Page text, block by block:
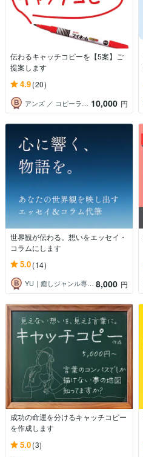
伝わるキャッチコピーを【5案】ご
提案します
4.9(20)
アンズ ／ コピーライター 10,000 円
世界観が伝わる。想いをエッセイ・
コラムにします
5.0(14)
YU｜癒しジャンル専門コピーライター 8,000 円
成功の命運を分けるキャッチコピー
を作成します
5.0(3)